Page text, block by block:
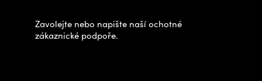
s
Zavolejte nebo napište naší ochotné
zákaznické podpoře.